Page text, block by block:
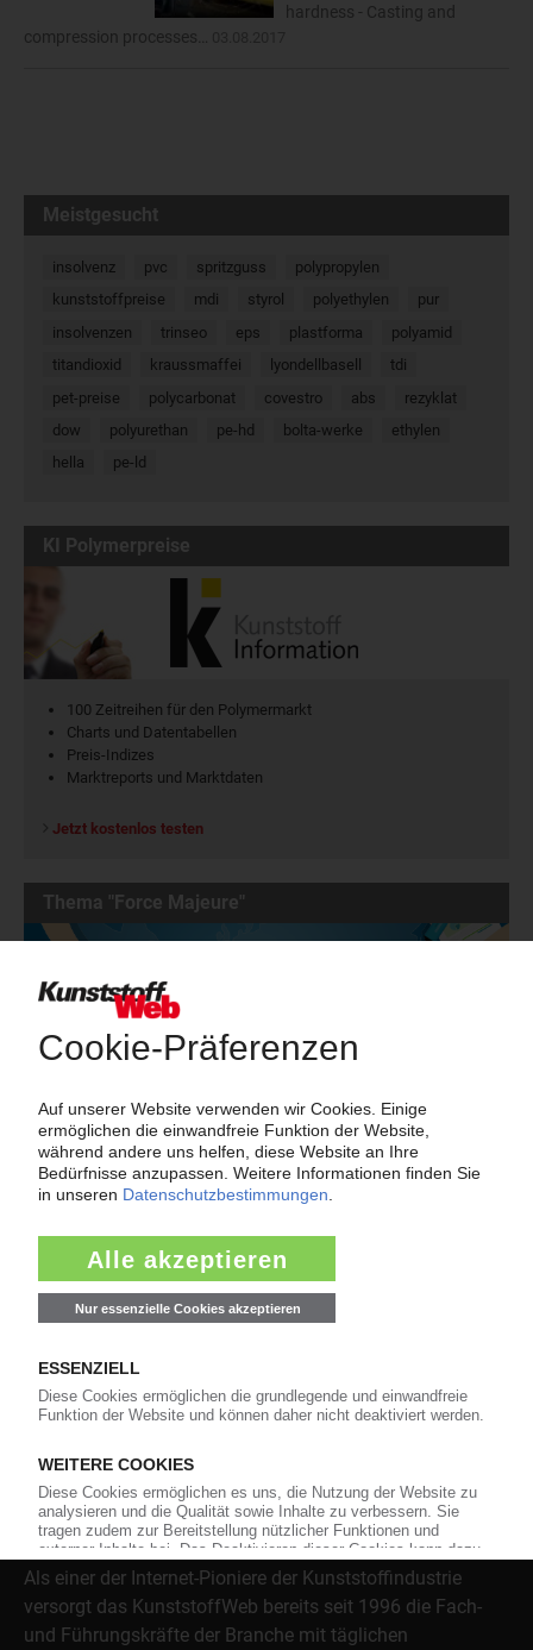
hardness - Casting and
compression processes…
Meistgesucht
insolvenz pvc spritzguss
polypropylen
kunststoffpreise
mdi styrol polyethylen
pur
insolvenzen
trinseo eps plastforma
polyamid
titandioxid
kraussmaffei lyondellbasell
tdi
pet-preise
polycarbonat covestro abs
rezyklat
dow
polyurethan pe-hd bolta-werke
ethylen
hella
pe-ld
KI Polymerpreise
100 Zeitreihen für den Polymermarkt
Charts und Datentabellen
Preis-Indizes
Marktreports und Marktdaten
Jetzt kostenlos testen
Thema "Force Majeure"
Force Majeure in der Kunststoffindustrie
Fragen und Antworten: Was Kunst­stoff­verarbeiter wissen müssen,
wenn der Lieferant nicht mehr liefert – Informationen zum
Themenkomplex Force Majeure, Corona und Kunststoff-
Preisentwicklung sowie Tipps für die Praxis.
Jetzt lesen
Über das KunststoffWeb
Als einer der Internet-Pioniere der Kunststoffindustrie
versorgt das KunststoffWeb bereits seit 1996 die Fach-
und Führungskräfte der Branche mit täglichen